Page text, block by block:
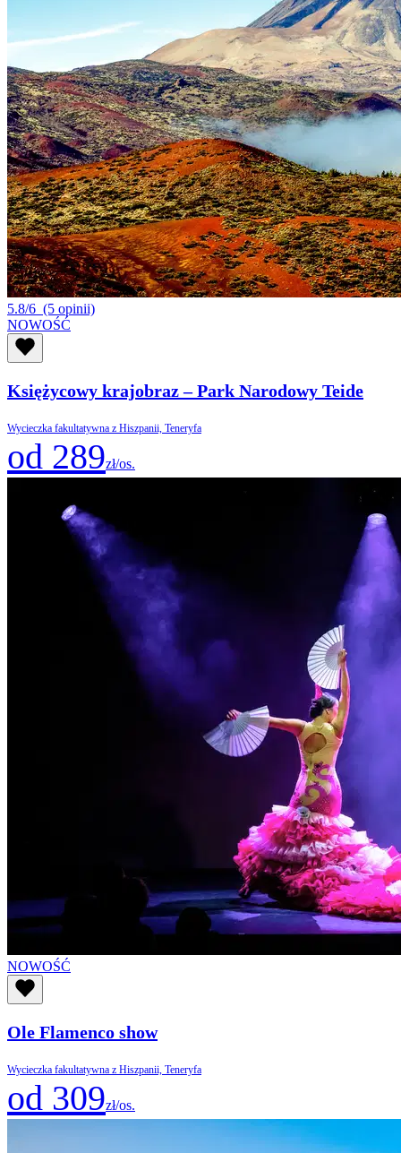
5.8/6 (5 opinii)
NOWOŚĆ
Księżycowy krajobraz – Park Narodowy Teide
Wycieczka fakultatywna z Hiszpanii, Teneryfa
od 289zł/os.
NOWOŚĆ
Ole Flamenco show
Wycieczka fakultatywna z Hiszpanii, Teneryfa
od 309zł/os.